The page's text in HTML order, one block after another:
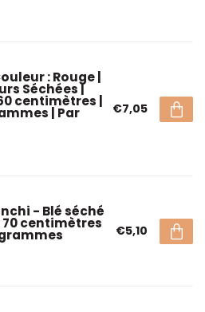
: Rouge |
Séchées |
centimètres |
| Par €7,05
- Blé séché
70 centimètres
grammes €5,10